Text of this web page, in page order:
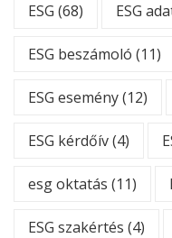
ESG (68) ESG
ESG beszámoló (11)
ESG esemény(12)
ESG kérdőív(4)
esg oktatás (11)
ESG szakértés (4)